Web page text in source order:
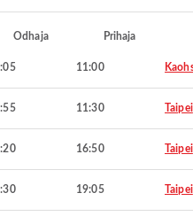
Odhaja Prihaja
11:00
11:30 Taipei
16:50 Taipei
19:05 Taipei